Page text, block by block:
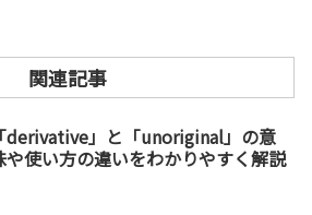
関連記事
「derivative」と「unoriginal」の意
や使い方の違いをわかりやすく解説